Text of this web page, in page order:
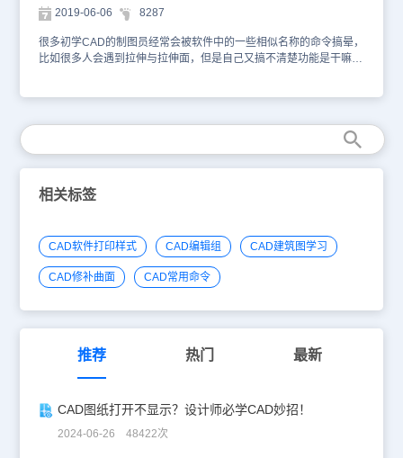
2019-06-06 8287
很多初学CAD的制图员经常会被软件中的一些相似名称的命令搞晕，
比如很多人会遇到拉伸与拉伸面，但是自己又搞不清楚功能是干嘛用
地方。下图就是拉伸图形到原来的右边。 而拉伸面则可以矩形拉伸
称为一个三维的长方体。注意拉伸前，现将矩形建立为一个面域。因
为拉伸面的对象是封闭的面域，而不是图形。 在三维图形中，也可
以使用拉伸命令将图形移动到新的地方。 以上就是区别介绍，我们
就知道了拉伸是针对二维、三维的图形移动，而拉伸面只针对二维面
域拉伸为三维图形，两者是有本质的差别的。
相关标签
CAD软件打印样式 CAD编辑组 CAD建筑图学习
CAD修补曲面 CAD常用命令
推荐 热门 最新
CAD图纸打开不显示？设计师必学CAD妙招！
2024-06-26 48422次